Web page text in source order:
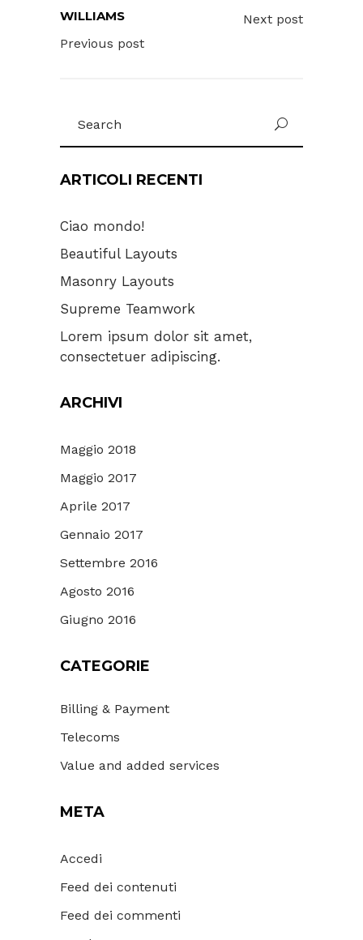
WILLIAMS
Previous post
Next post
for:
ARTICOLI RECENTI
Ciao mondo!
Beautiful Layouts
Masonry Layouts
Supreme Teamwork
Lorem ipsum dolor sit amet,
consectetuer adipiscing.
ARCHIVI
Maggio 2018
Maggio 2017
Aprile 2017
Gennaio 2017
Settembre 2016
Agosto 2016
Giugno 2016
CATEGORIE
Billing & Payment
Telecoms
Value and added services
META
Accedi
Feed dei contenuti
Feed dei commenti